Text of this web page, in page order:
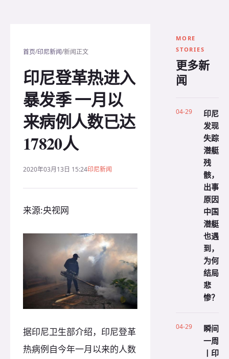
首页/印尼新闻/新闻正文
印尼登革热进入
暴发季 一月以
来病例人数已达
17820人
2020年03月13日 15:24印尼新闻
来源:央视网
据印尼卫生部介绍，印尼登革
热病例自今年一月以来的人数
MORE
STORIES
更多新
闻
04-29
印尼
发现
失踪
潜艇
残
骸，
出事
原因
中国
潜艇
也遇
到，
为何
结局
悲
惨？
04-29
瞬间
一周
丨印